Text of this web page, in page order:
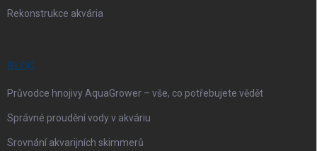
Rekonstrukce akvária
BLOG
Průvodce hnojivy AquaGrower – vše, co potřebujete vědět
Správné proudění vody v akváriu
Srovnání akvarijních skimmerů